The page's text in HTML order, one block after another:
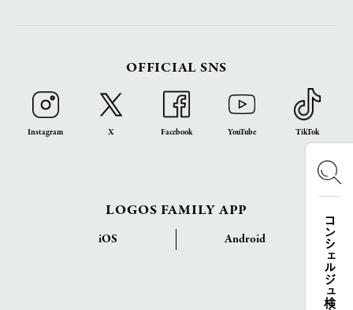
コンシェルジュ検索
OFFICIAL SNS
Instagram X Facebook YouTube TikTok
LOGOS FAMILY APP
iOS Android